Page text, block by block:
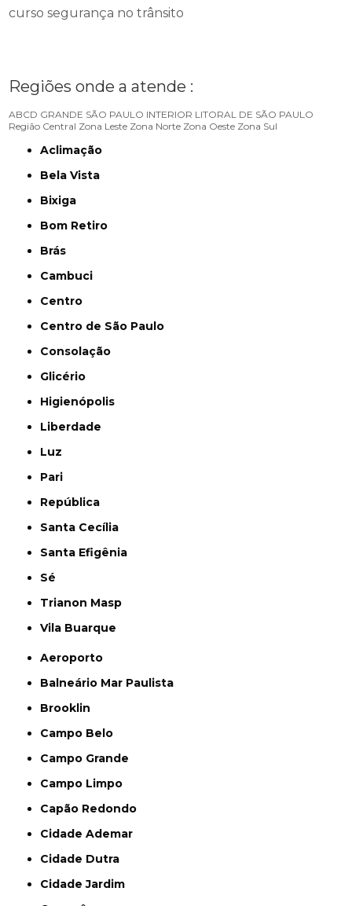
curso segurança no trânsito
Regiões onde a atende :
ABCD GRANDE SÃO PAULO INTERIOR LITORAL DE SÃO PAULO
Região Central Zona Leste Zona Norte Zona Oeste Zona Sul
Aclimação
Bela Vista
Bixiga
Bom Retiro
Brás
Cambuci
Centro
Centro de São Paulo
Consolação
Glicério
Higienópolis
Liberdade
Luz
Pari
República
Santa Cecília
Santa Efigênia
Sé
Trianon Masp
Vila Buarque
Aeroporto
Balneário Mar Paulista
Brooklin
Campo Belo
Campo Grande
Campo Limpo
Capão Redondo
Cidade Ademar
Cidade Dutra
Cidade Jardim